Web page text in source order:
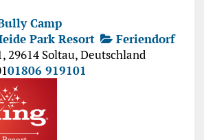
Camp
Park Resort
Feriendorf
29614 Soltau, Deutschland
01806 919101